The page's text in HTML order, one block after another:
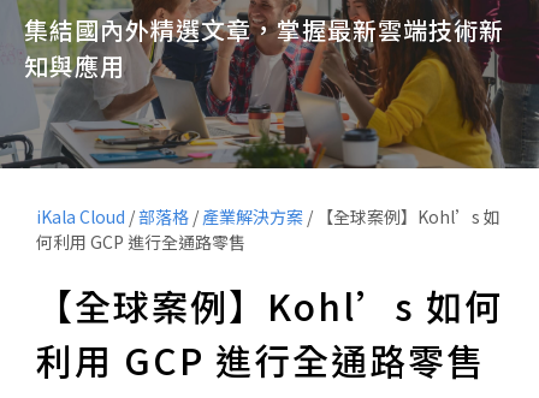
集結國內外精選文章，掌握最新雲端技術新
知與應用
iKala Cloud /部落格 / 產業解決方案 / 【全球案例】Kohl’s 如
何利用 GCP 進行全通路零售
【全球案例】Kohl’s 如何
利用 GCP 進行全通路零售